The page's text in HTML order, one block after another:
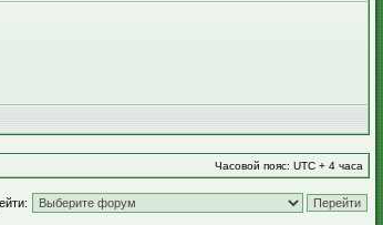
Часовой пояс: UTC + 4 часа